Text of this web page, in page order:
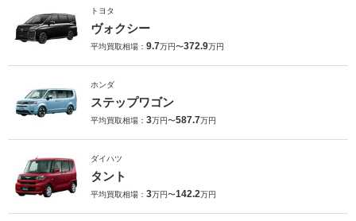
トヨタ
ヴォクシー
平均買取相場： 9.7万円〜372.9万円
ホンダ
ステップワゴン
平均買取相場： 3万円〜587.7万円
ダイハツ
タント
平均買取相場： 3万円〜142.2万円